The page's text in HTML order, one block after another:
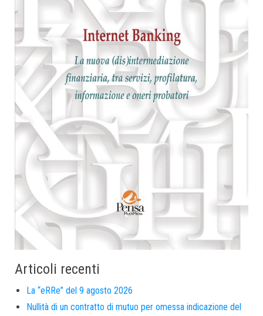
Articoli recenti
La “eRRe” del 9 agosto 2026
Nullità di un contratto di mutuo per omessa indicazione del